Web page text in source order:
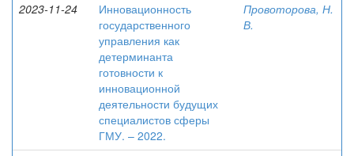
2023-11-24
Инновационность
государственного
управления как
детерминанта
готовности к
инновационной
деятельности будущих
специалистов сферы
ГМУ. – 2022.
Провоторова, Н.
В.